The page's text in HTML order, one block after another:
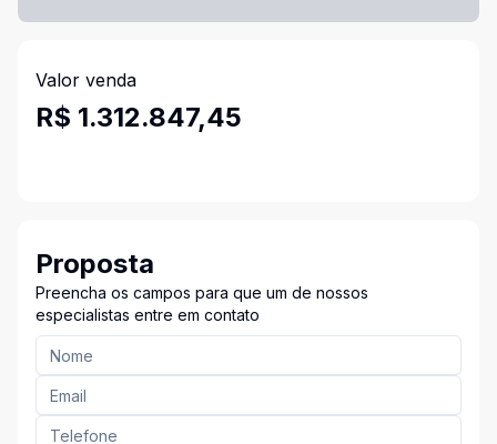
Valor venda
R$ 1.312.847,45
Proposta
Preencha os campos para que um de nossos
especialistas entre em contato